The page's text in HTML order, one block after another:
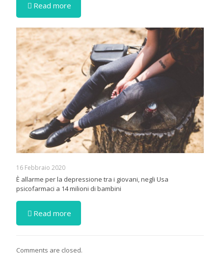
Read more
16 Febbraio 2020
È allarme per la depressione tra i giovani, negli Usa
psicofarmaci a 14 milioni di bambini
Read more
Comments are closed.